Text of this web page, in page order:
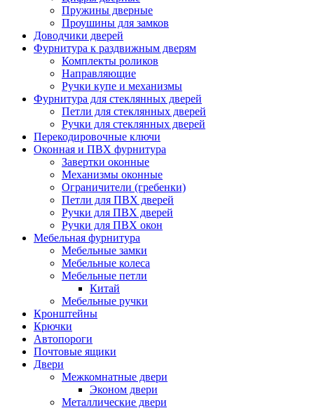
Пружины дверные
Проушины для замков
Доводчики дверей
Фурнитура к раздвижным дверям
Комплекты роликов
Направляющие
Ручки купе и механизмы
Фурнитура для стеклянных дверей
Петли для стеклянных дверей
Ручки для стеклянных дверей
Перекодировочные ключи
Оконная и ПВХ фурнитура
Завертки оконные
Механизмы оконные
Ограничители (гребенки)
Петли для ПВХ дверей
Ручки для ПВХ дверей
Ручки для ПВХ окон
Мебельная фурнитура
Мебельные замки
Мебельные колеса
Мебельные петли
Китай
Мебельные ручки
Кронштейны
Крючки
Автопороги
Почтовые ящики
Двери
Межкомнатные двери
Эконом двери
Металлические двери